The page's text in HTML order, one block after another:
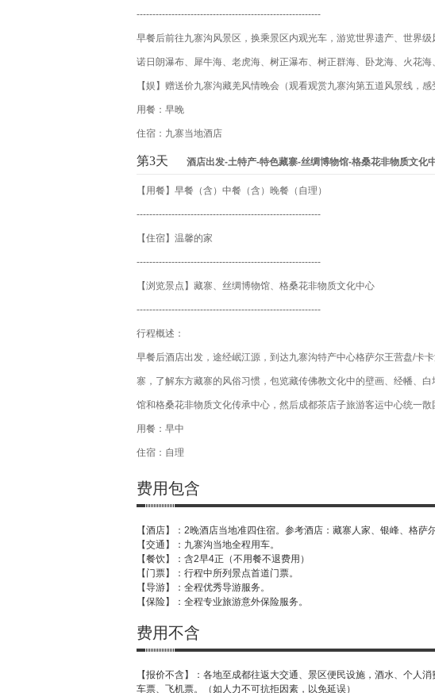
----------------------------------------------------------
早餐后前往九寨沟风景区，换乘景区内观光车，游览世界遗产、世界
诺日朗瀑布、犀牛海、老虎海、树正瀑布、树正群海、卧龙海、火花
【娱】赠送价九寨沟藏羌风情晚会（观看观赏九寨沟第五道风景线，
用餐：早晚
住宿：九寨当地酒店
第3天 酒店出发-土特产-特色藏寨-丝绸博物馆-格桑花非物质文化
【用餐】早餐（含）中餐（含）晚餐（自理）
----------------------------------------------------------
【住宿】温馨的家
----------------------------------------------------------
【浏览景点】藏寨、丝绸博物馆、格桑花非物质文化中心
----------------------------------------------------------
行程概述：
早餐后酒店出发，途经岷江源，到达九寨沟特产中心格萨尔王营盘/卡
寨，了解东方藏寨的风俗习惯，包览藏传佛教文化中的壁画、经幡、
馆和格桑花非物质文化传承中心，然后成都茶店子旅游客运中心统一散
用餐：早中
住宿：自理
费用包含
【酒店】：2晚酒店当地准四住宿。参考酒店：藏寨人家、银峰、格萨
【交通】：九寨沟当地全程用车。
【餐饮】：含2早4正（不用餐不退费用）
【门票】：行程中所列景点首道门票。
【导游】：全程优秀导游服务。
【保险】：全程专业旅游意外保险服务。
费用不含
【报价不含】：各地至成都往返大交通、景区便民设施，酒水、个人
车票、飞机票。（如人力不可抗拒因素，以免延误）